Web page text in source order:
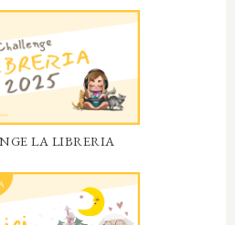
LA LIBRERIA